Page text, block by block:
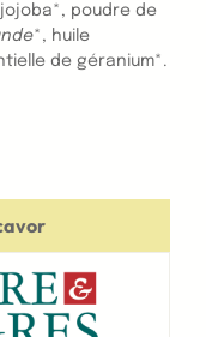
poudre de
*, huile
de géranium*.